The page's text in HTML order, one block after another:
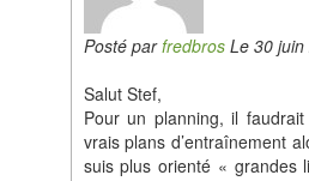
Posté parfredbrosLe 30 juin
Salut Stef,
Pour un planning, il
vrais plans d’entraînement
suis plus orienté « grandes